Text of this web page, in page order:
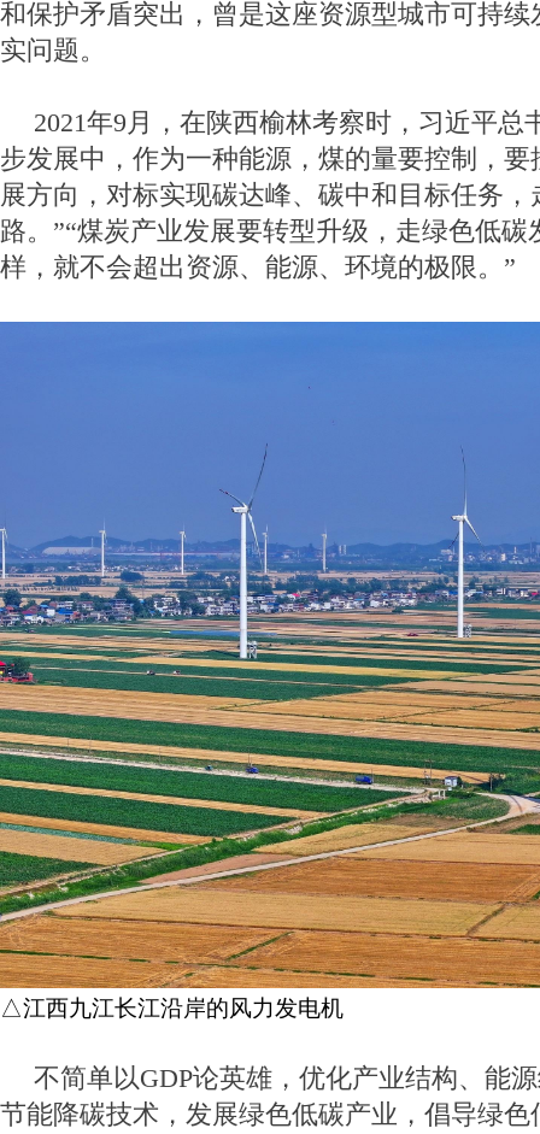
和保护矛盾突出，曾是这座资源型城市可持
实问题。
2021年9月，在陕西榆林考察时，习近平总
步发展中，作为一种能源，煤的量要控制，
展方向，对标实现碳达峰、碳中和目标任务
路。”“煤炭产业发展要转型升级，走绿色低碳
样，就不会超出资源、能源、环境的极限。”
△江西九江长江沿岸的风力发电机
不简单以GDP论英雄，优化产业结构、能
节能降碳技术，发展绿色低碳产业，倡导绿